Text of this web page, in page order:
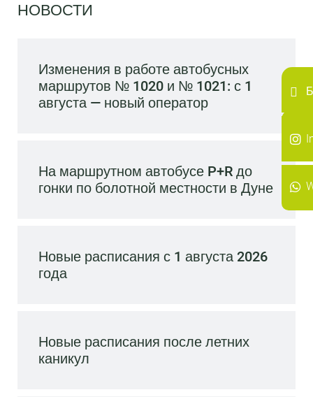
НОВОСТИ
Изменения в работе автобусных
маршрутов № 1020 и № 1021: с 1
августа — новый оператор
На маршрутном автобусе P+R до
гонки по болотной местности в Дуне
Новые расписания с 1 августа 2026
года
Новые расписания после летних
каникул